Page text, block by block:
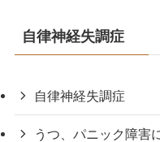
自律神経失調症
自律神経失調症
うつ、パニック障害